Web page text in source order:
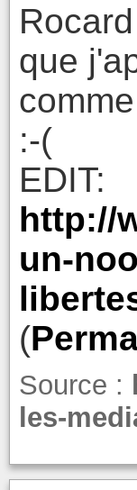
que
:-(
EDIT:
http://
un-
(
Source :
les-